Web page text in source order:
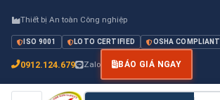
Thiết bị An toàn Công nghiệp
ISO 9001 LOTO CERTIFIED OSHA COMPLIANT
0912.124.679 Zalo BÁO GIÁ NGAY